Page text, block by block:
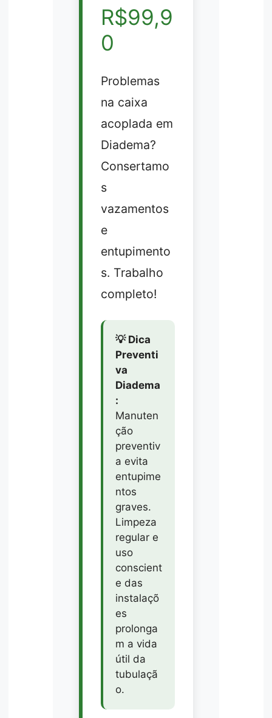
R$99,9
0
Problemas
na caixa
acoplada em
Diadema?
Consertamo
s
vazamentos
e
entupimento
s. Trabalho
completo!
💡 Dica
Preventi
va
Diadema
:
Manuten
ção
preventiv
a evita
entupime
ntos
graves.
Limpeza
regular e
uso
conscient
e das
instalaçõ
es
prolonga
m a vida
útil da
tubulaçã
o.